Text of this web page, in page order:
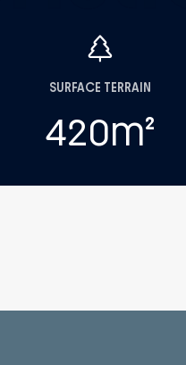
SURFACE TERRAIN
420m²